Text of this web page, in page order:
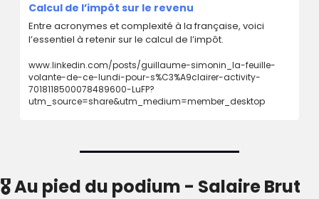
Calcul de l’impôt sur le revenu
Entre acronymes et complexité à la française, voici
l’essentiel à retenir sur le calcul de l’impôt.
www.linkedin.com/posts/guillaume-simonin_la-feuille-
volante-de-ce-lundi-pour-s%C3%A9clairer-activity-
7018118500078489600-LuFP?
utm_source=share&utm_medium=member_desktop
🎖 Au pied du podium - Salaire Brut